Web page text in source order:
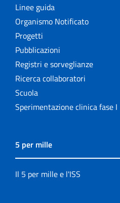
Linee guida
Organismo Notificato
Progetti
Pubblicazioni
Registri e sorveglianze
Ricerca collaboratori
Scuola
Sperimentazione clinica fase I
5 per mille
Il 5 per mille e l'ISS